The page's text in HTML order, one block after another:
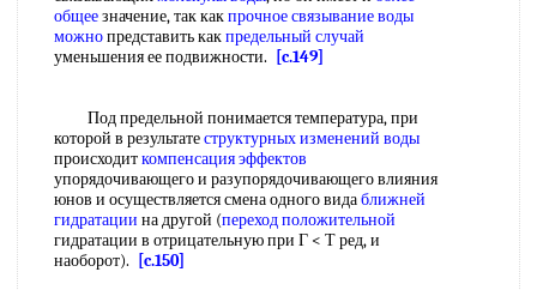
общеезначение, так какпрочное связываниеводы
можнопредставить какпредельный случай
уменьшения ее подвижности.
[c.149]
Под предельной понимается температура, при
которой в результатеструктурных изменений воды
происходиткомпенсация эффектов
упорядочивающего и разупорядочивающего влияния
юнов и осуществляется смена одного видаближней
гидратации на другой (переход положительной
гидратации в отрицательную при Г < Т ред, и
наоборот).
[c.150]